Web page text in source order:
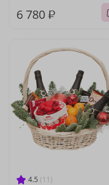
6 780 ₽
4.5 (11)